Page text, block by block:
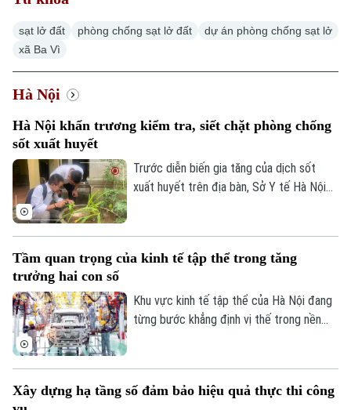
sạt lở đất phòng chống sạt lở đất
dự án phòng chống sạt lở
xã Ba Vì
Hà Nội
Hà Nội khẩn trương kiểm tra, siết chặt phòng chống
sốt xuất huyết
Trước diễn biến gia tăng của dịch sốt
xuất huyết trên địa bàn, Sở Y tế Hà Nội
sẽ thành lập các đoàn kiểm tra, giám sát
phường.
Tầm quan trọng của kinh tế tập thể trong tăng
trưởng hai con số
Khu vực kinh tế tập thể của Hà Nội đang
từng bước khẳng định vị thế trong nền
thôn và thúc đẩy tiêu dùng. Đặc biệt, để
Xây dựng hạ tầng số đảm bảo hiệu quả thực thi công